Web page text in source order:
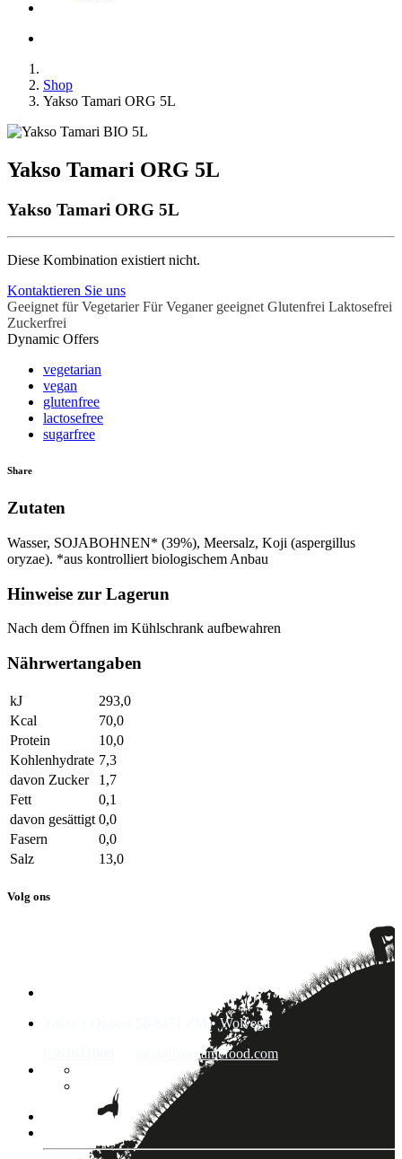
Shop
Yakso Tamari ORG 5L
Yakso Tamari ORG 5L
Yakso Tamari ORG 5L
Diese Kombination existiert nicht.
Kontaktieren Sie uns
Geeignet für Vegetarier Für Veganer geeignet Glutenfrei Laktosefrei
Zuckerfrei
Dynamic Offers
vegetarian
vegan
glutenfree
lactosefree
sugarfree
Share
Zutaten
Wasser, SOJABOHNEN* (39%), Meersalz, Koji (aspergillus
oryzae). *aus kontrolliert biologischem Anbau
Hinweise zur Lagerun
Nach dem Öffnen im Kühlschrank aufbewahren
Nährwertangaben
kJ
293,0
Kcal
70,0
Protein
10,0
Kohlenhydrate 7,3
davon Zucker
1,7
Fett
0,1
davon gesättigt 0,0
Fasern
0,0
Salz
13,0
Volg ons
Yakso • Oppers 58 8471 ZM • Wolvega
info@fzorganicfood.com